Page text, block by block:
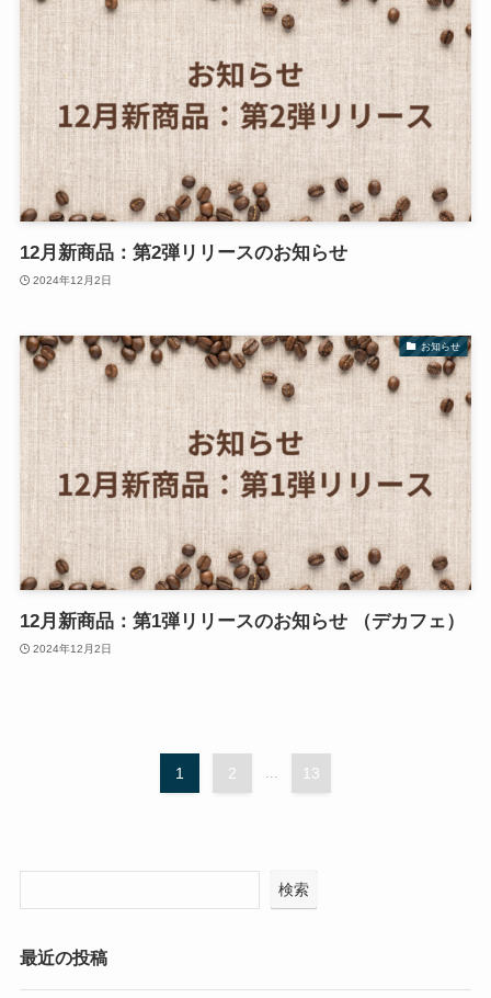
12月新商品：第2弾リリースのお知らせ
2024年12月2日
お知らせ
12月新商品：第1弾リリースのお知らせ （デカフェ）
2024年12月2日
1 2 ... 13
検索
最近の投稿